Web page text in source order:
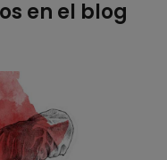
en el blog